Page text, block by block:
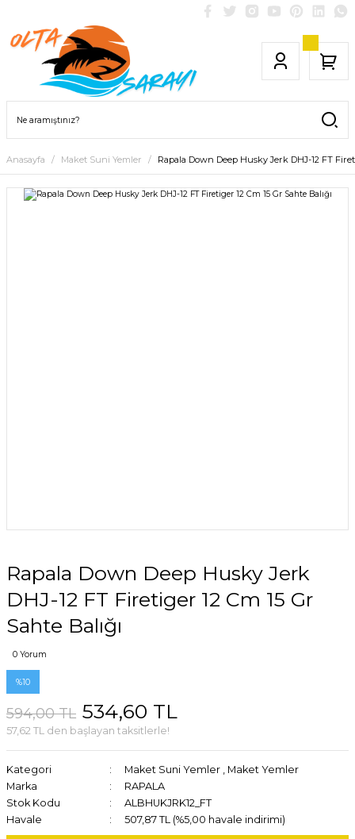
Anasayfa Maket Suni Yemler Rapala Down Deep Husky Jerk DHJ-12 FT
Rapala Down Deep Husky Jerk
DHJ-12 FT Firetiger 12 Cm 15 Gr
Sahte Balığı
0 Yorum
%10
594,00 TL 534,60 TL
57,62 TL den başlayan taksitlerle!
Kategori Maket Suni Yemler , Maket Yemler
Marka
RAPALA
Stok Kodu
ALBHUKJRK12_FT
Havale
507,87 TL (%5,00 havale indirimi)